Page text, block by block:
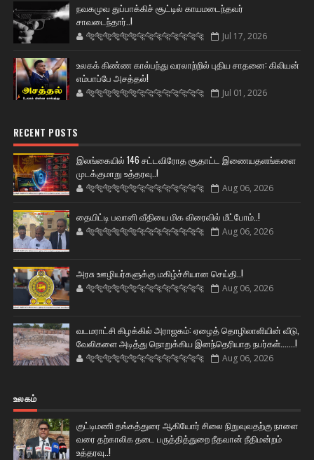
நவகமுவ துப்பாக்கிச் சூட்டில் காயமடைந்தவர்
சாவடைந்தார்..!
🐅🐅🐅🐅🐅🐅🐆🐆🐆🐆🐆🐆🐆🐆 Jul 17, 2026
உலகக் கிண்ண கால்பந்து வரலாற்றில் புதிய சாதனை: கிலியன்
எம்பாப்பே அசத்தல்!
🐅🐅🐅🐅🐅🐅🐆🐆🐆🐆🐆🐆🐆🐆 Jul 01, 2026
RECENT POSTS
இலங்கையில் 146 சட்டவிரோத சூதாட்ட இணையதளங்களை
முடக்குமாறு உத்தரவு..!
🐅🐅🐅🐅🐅🐅🐆🐆🐆🐆🐆🐆🐆🐆 Aug 06, 2026
தையிட்டி பவானி வீதியை மிக விரைவில் மீட்போம்..!
🐅🐅🐅🐅🐅🐅🐆🐆🐆🐆🐆🐆🐆🐆 Aug 06, 2026
அரசு ஊழியர்களுக்கு மகிழ்ச்சியான செய்தி..!
🐅🐅🐅🐅🐅🐅🐆🐆🐆🐆🐆🐆🐆🐆 Aug 06, 2026
வடமராட்சி கிழக்கில் அராஜகம்: ஏழைத் தொழிலாளியின் வீடு,
வேலிகளை அடித்து நொறுக்கிய இனந்தெரியாத நபர்கள்.......!
🐅🐅🐅🐅🐅🐅🐆🐆🐆🐆🐆🐆🐆🐆 Aug 06, 2026
உலகம்
குட்டிமணி தங்கத்துரை ஆகியோர் சிலை நிறுவுவதற்கு நாளை
வரை தற்காலிக தடை பருத்தித்துறை நீதவான் நீதிமன்றம்
உத்தரவு..!